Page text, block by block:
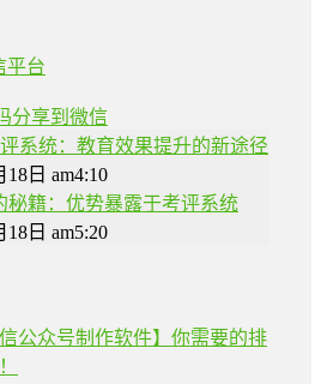
平台
分享到微信
系统：教育效果提升的新途径
18日 am4:10
秘籍：优势暴露于考评系统
18日 am5:20
信公众号制作软件】你需要的排